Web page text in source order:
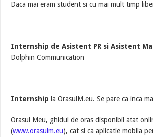
Daca mai eram student si cu mai mult timp
Internship de Asistent PR si Asistent
Dolphin Communication
Internship la OrasulM.eu. Se pare ca inca
Orasul Meu, ghidul de oras disponibil atat
(www.orasulm.eu), cat si ca aplicatie mobila